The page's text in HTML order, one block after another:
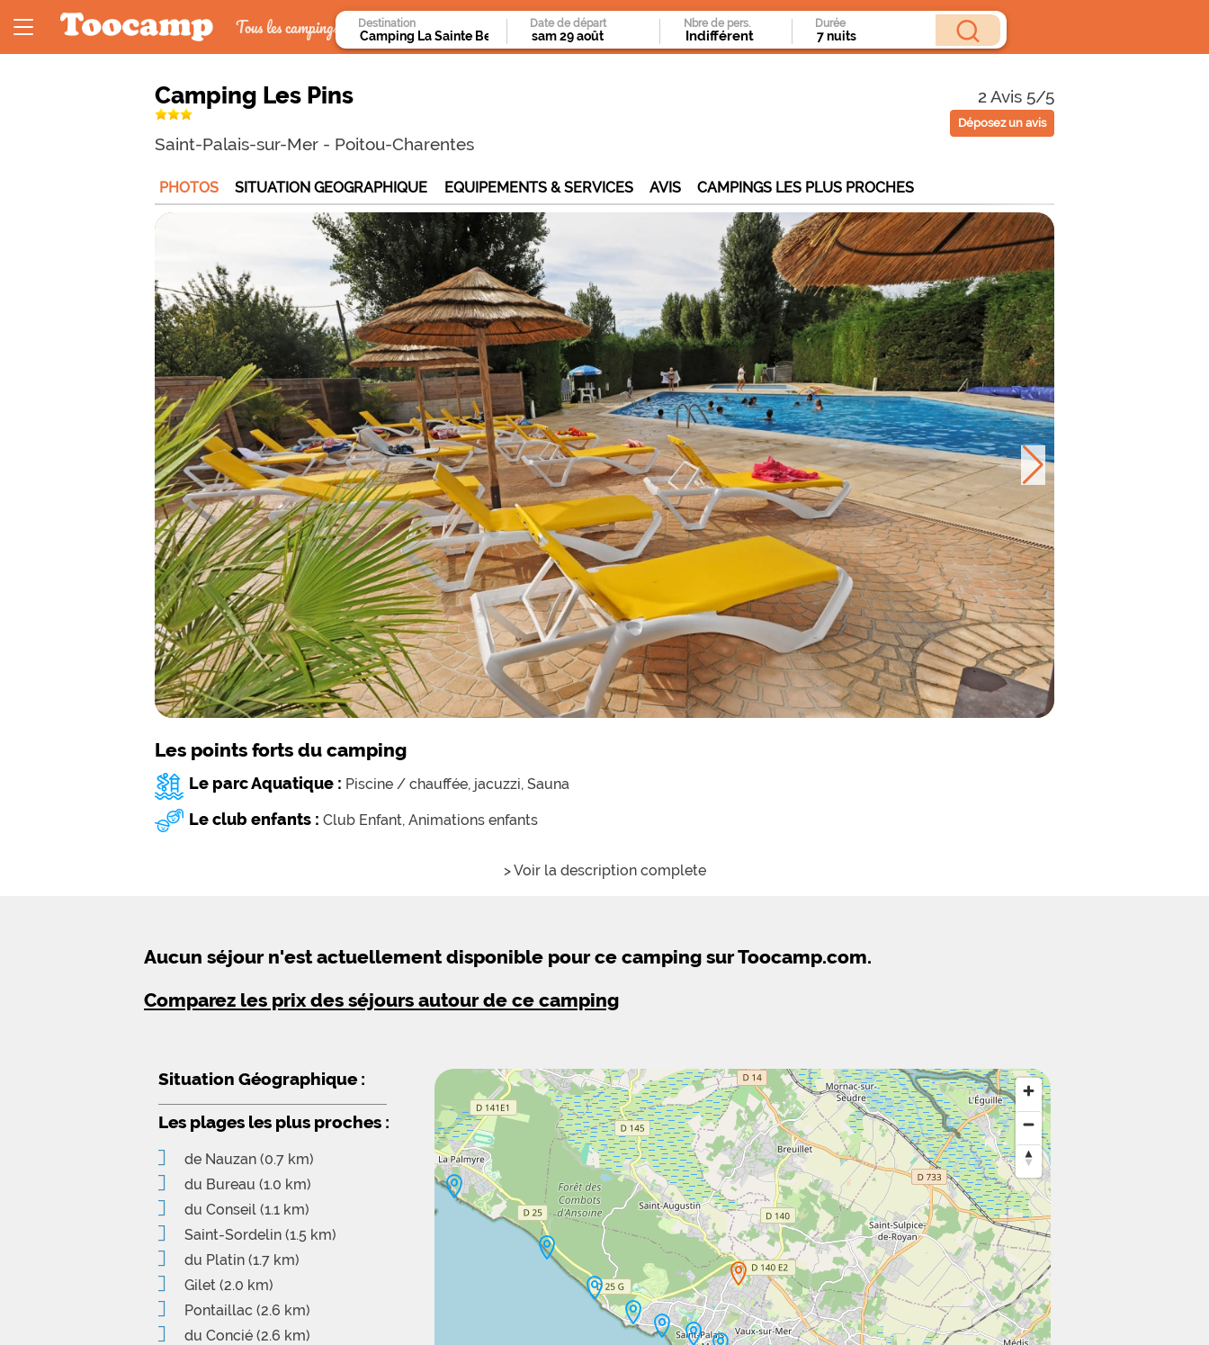
Tous les campings Destination Date de départ Durée
Nbre de pers.
Camping Les Pins
Saint-Palais-sur-Mer - Poitou-Charentes
2 Avis 5/5
Déposez un avis
PHOTOS SITUATION GEOGRAPHIQUE EQUIPEMENTS & SERVICES AVIS CAMPINGS LES PLUS PROCHES
Les points forts du camping
Le parc Aquatique : Piscine / chauffée, jacuzzi, Sauna
Le club enfants : Club Enfant, Animations enfants
> Voir la description complete
Aucun séjour n'est actuellement disponible pour ce camping sur Toocamp.com.
Comparez les prix des séjours autour de ce camping
Situation Géographique :
Les plages les plus proches :
de Nauzan (0.7 km)
du Bureau (1.0 km)
du Conseil (1.1 km)
Saint-Sordelin (1.5 km)
du Platin (1.7 km)
Gilet (2.0 km)
Pontaillac (2.6 km)
du Concié (2.6 km)